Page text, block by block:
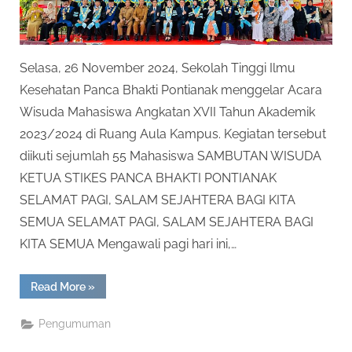
Selasa, 26 November 2024, Sekolah Tinggi Ilmu
Kesehatan Panca Bhakti Pontianak menggelar Acara
Wisuda Mahasiswa Angkatan XVII Tahun Akademik
2023/2024 di Ruang Aula Kampus. Kegiatan tersebut
diikuti sejumlah 55 Mahasiswa SAMBUTAN WISUDA
KETUA STIKES PANCA BHAKTI PONTIANAK
SELAMAT PAGI, SALAM SEJAHTERA BAGI KITA
SEMUA SELAMAT PAGI, SALAM SEJAHTERA BAGI
KITA SEMUA Mengawali pagi hari ini,…
Read More“Wisuda
Ke-
STIKES
Panca
»
Pengumuman